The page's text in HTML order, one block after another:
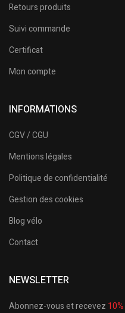
Retours produits
Suivi commande
Certificat
Mon compte
INFORMATIONS
CGV / CGU
Mentions légales
Politique de confidentialité
Gestion des cookies
Blog vélo
Contact
NEWSLETTER
Abonnez-vous et recevez 10%